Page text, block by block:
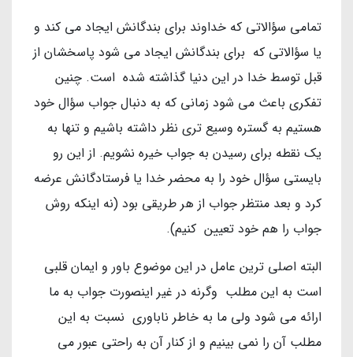
تمامی سؤالاتی که خداوند برای بندگانش ایجاد می کند و
یا سؤالاتی که برای بندگانش ایجاد می شود پاسخشان از
قبل توسط خدا در این دنیا گذاشته شده است. چنین
تفکری باعث می شود زمانی که به دنبال جواب سؤال خود
هستیم به گستره وسیع تری نظر داشته باشیم و تنها به
یک نقطه برای رسیدن به جواب خیره نشویم. از این رو
بایستی سؤال خود را به محضر خدا یا فرستادگانش عرضه
کرد و بعد منتظر جواب از هر طریقی بود (نه اینکه روش
جواب را هم خود تعیین کنیم).
البته اصلی ترین عامل در این موضوع باور و ایمان قلبی
است به این مطلب وگرنه در غیر اینصورت جواب به ما
ارائه می شود ولی ما به خاطر ناباوری نسبت به این
مطلب آن را نمی بینیم و از کنار آن به راحتی عبور می